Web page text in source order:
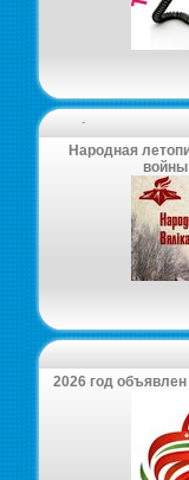
-
Народная
2026 год